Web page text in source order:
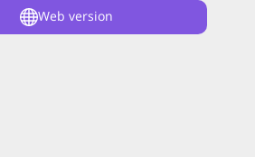
Web version